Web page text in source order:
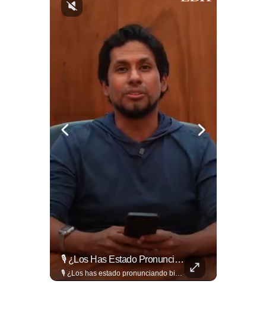
🎙️ ¿Los Has Estado Pronunciando Bien?
🎙️ ¿Los has estado pronunciando bien? 🤔 Pon a prueba tus conocimientos y descubre cómo se pronuncian correctamente los nombres de algunas de las figuras del Mundial. Lee más ➡️ eldiariodehoy.com